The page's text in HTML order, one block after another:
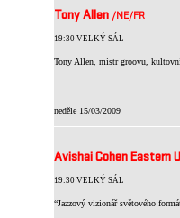
Tony Allen /NE/FR
19:30 VELKÝ SÁL
Tony Allen, mistr groovu,
neděle 15/03/2009
Avishai Cohen Eastern
19:30 VELKÝ SÁL
“Jazzový vizionář světového